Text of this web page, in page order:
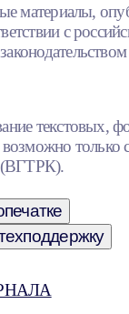
материалы,
с
текстовых,
только
(ВГТРК).